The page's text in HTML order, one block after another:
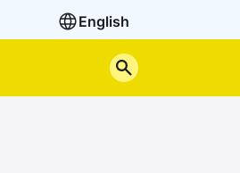
English
Cerca nel sito